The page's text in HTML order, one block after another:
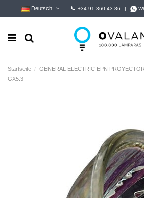
Deutsch +34 91 360 43 86
Startseite
GENERAL ELECTRIC EPN
GX5.3